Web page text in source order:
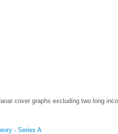
cover graphs excluding two long
- Series A